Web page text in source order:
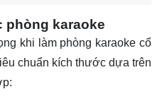
phòng karaoke
khi làm phòng karaoke cổ
chuẩn kích thước dựa trên